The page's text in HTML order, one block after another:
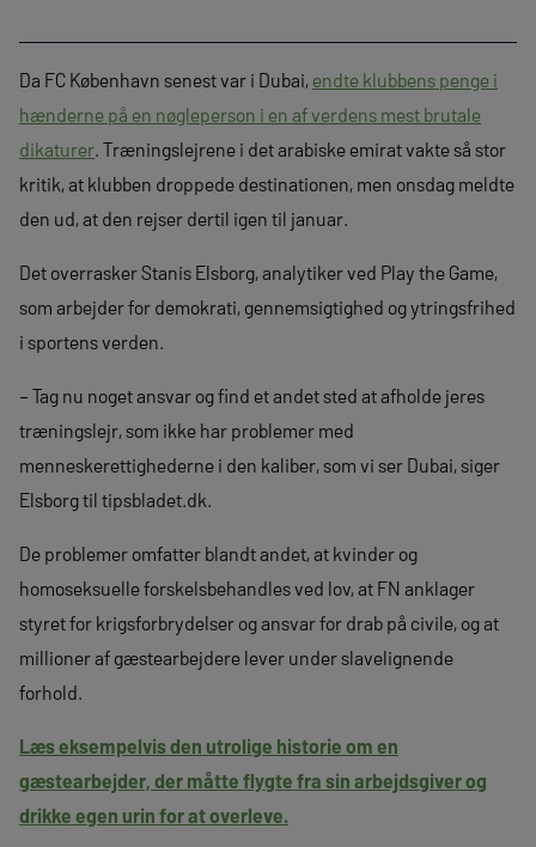
Da FC København senest var i Dubai, endte klubbens penge i
hænderne på en nøgleperson i en af verdens mest brutale
dikaturer. Træningslejrene i det arabiske emirat vakte så stor
kritik, at klubben droppede destinationen, men onsdag meldte
den ud, at den rejser dertil igen til januar.
Det overrasker Stanis Elsborg, analytiker ved Play the Game,
som arbejder for demokrati, gennemsigtighed og ytringsfrihed
i sportens verden.
– Tag nu noget ansvar og find et andet sted at afholde jeres
træningslejr, som ikke har problemer med
menneskerettighederne i den kaliber, som vi ser Dubai, siger
Elsborg til tipsbladet.dk.
De problemer omfatter blandt andet, at kvinder og
homoseksuelle forskelsbehandles ved lov, at FN anklager
styret for krigsforbrydelser og ansvar for drab på civile, og at
millioner af gæstearbejdere lever under slavelignende
forhold.
Læs eksempelvis den utrolige historie om en
gæstearbejder, der måtte flygte fra sin arbejdsgiver og
drikke egen urin for at overleve.